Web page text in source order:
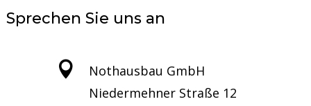
Sprechen Sie uns an

Nothausbau GmbH
Niedermehner Straße 12